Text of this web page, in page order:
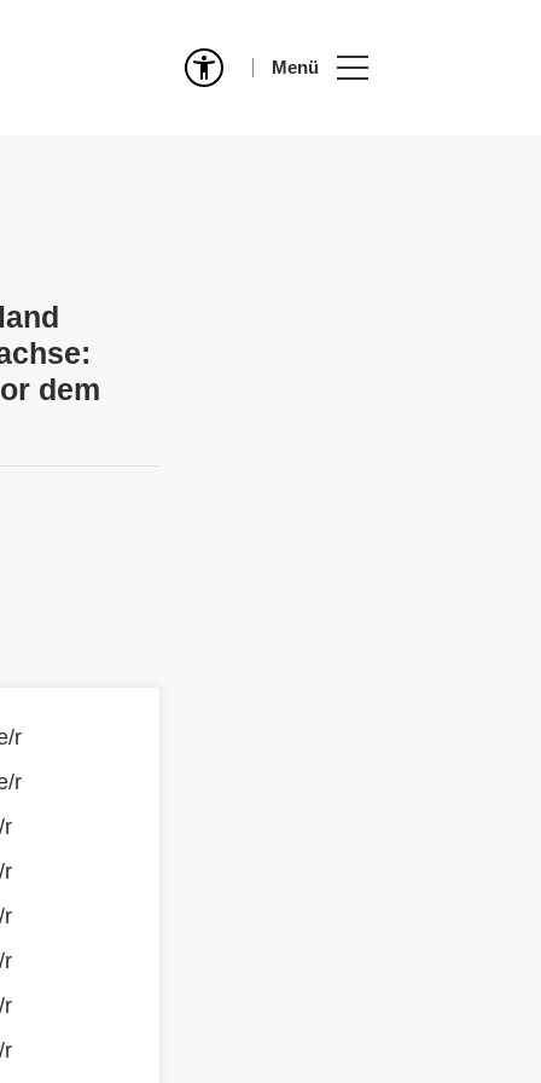
Menü
dem
r
r
r
r
r
r
r
r